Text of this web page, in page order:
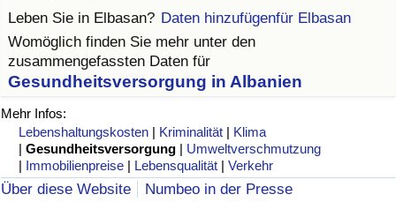
Leben Sie in Elbasan? Daten hinzufügenfür Elbasan
Womöglich finden Sie mehr unter den
zusammengefassten Daten für
Gesundheitsversorgung in Albanien
Mehr Infos:
Lebenshaltungskosten | Kriminalität | Klima
|Gesundheitsversorgung | Umweltverschmutzung
| Immobilienpreise | Lebensqualität |Verkehr
Über diese Website
Numbeo in der Presse
Lebenshaltungskosten-Index
Lebenshaltungskosten-Index nach Land
in Akaba
Immobilienpreis-Index
Immobilienpreis-Index nach Land
Lebensqualität-Index (aktuell)
Lebensqualitätsindex nach Land
Kriminalität
Kriminalitäts-Index (aktuell)